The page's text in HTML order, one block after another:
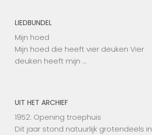
LIEDBUNDEL
Mijn hoed
Mijn hoed die heeft vier deuken Vier
deuken heeft mijn …
UIT HET ARCHIEF
1952: Opening troephuis
Dit jaar stond natuurlijk grotendeels in